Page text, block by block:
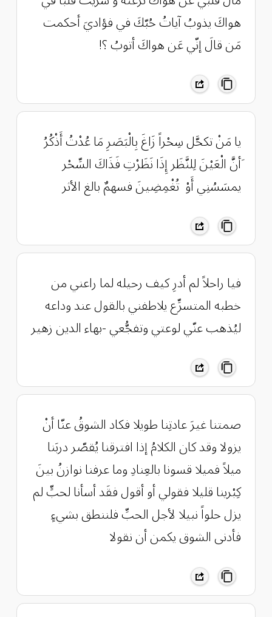
هواكَ يذوبُ آياتُ حُبّكَ في فؤاديَ أحكمت
مَن قالَ إنّي عَن هواكَ أتوبُ ؟!
يا مَنْ تكحَّل سِحْراً زَاغَ بِالْبَصَرِ مَا عُدْتُ أَذْكُرُ
َأنَّ الْعَيْنَ لِلنَّظَر إِذَا نَظَرْتِ فَذَاكَ السِّحْر
يمسَسُنِي أَوْ تُغْمِضِينَ فسهمٌ بالغ الأثر
‏فيا راحلاً لم أدرِ كيف رحيله لما راعني من
خطبه المتسرِّع يلاطفني بالقول عند وداعه
ليُذهب عنّي لوعتي وتفجُّعي -بهاء الدين زهير
صمتنا غيرَ عادتِنا طويلا ‏فكاد الشوقُ عنّا أنْ
يزولا ‏وقد كان الكلامُ إذا افترقنا ‏يُقصّر دربَنا
ميلاً فميلا ‏قسونا بالعِنادِ وما عرفنا ‏نوازنُ بينَ
كِبْرينا قليلا ‏فقولي أو أقول فقَد أسأنا ‏لحبٍّ لم
يزل حلواً نبيلا ‏لأجل الحبِّ فلننطق بشيءٍ
‏فأدنى الشوق يكمن أن نقولا